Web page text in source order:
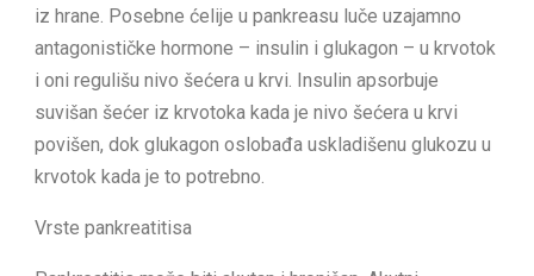
iz hrane. Posebne ćelije u pankreasu luče uzajamno
antagonističke hormone – insulin i glukagon – u krvotok
i oni regulišu nivo šećera u krvi. Insulin apsorbuje
suvišan šećer iz krvotoka kada je nivo šećera u krvi
povišen, dok glukagon oslobađa uskladišenu glukozu u
krvotok kada je to potrebno.
Vrste pankreatitisa